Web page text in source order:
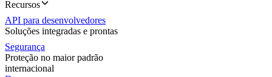
Recursos
API para desenvolvedores
Soluções integradas e prontas
Segurança
Proteção no maior padrão
internacional